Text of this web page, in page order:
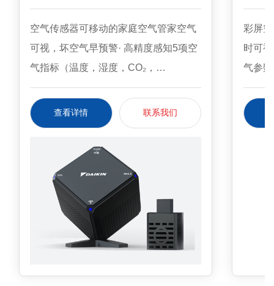
可视化
空气传感器可移动的家庭空气管家空气
可视，坏空气早预警· 高精度感知5项空
气指标（温度，湿度，CO₂，
TVOC,PM2.5）· 可追加安装甲醛传感
器，检测甲醛浓度一目了然*· 超标浓度
APP及时预警*需将金制空气app版本更
新至3.0.12以上。
查看详情 联系我们
可靠
彩屏
时可
气参
婴幼
操作